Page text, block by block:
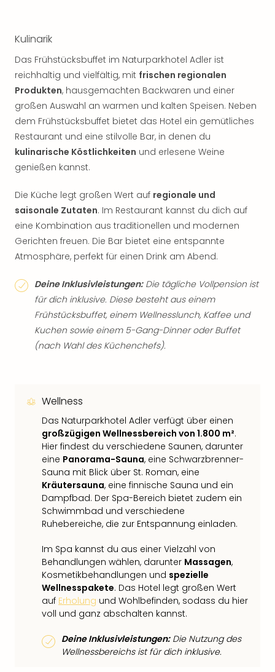
Kulinarik
Das Frühstücksbuffet im Naturparkhotel Adler ist
reichhaltig und vielfältig, mit frischen regionalen
Produkten, hausgemachten Backwaren und einer
großen Auswahl an warmen und kalten Speisen. Neben
dem Frühstücksbuffet bietet das Hotel ein gemütliches
Restaurant und eine stilvolle Bar, in denen du
kulinarische Köstlichkeiten und erlesene Weine
genießen kannst.
Die Küche legt großen Wert auf regionale und
saisonale Zutaten. Im Restaurant kannst du dich auf
eine Kombination aus traditionellen und modernen
Gerichten freuen. Die Bar bietet eine entspannte
Atmosphäre, perfekt für einen Drink am Abend.
Deine Inklusivleistungen:Die tägliche Vollpension ist
für dich inklusive. Diese besteht aus einem
Frühstücksbuffet, einem Wellnesslunch, Kaffee und
Kuchen sowie einem 5-Gang-Dinner oder Buffet
(nach Wahl des Küchenchefs).
Wellness
Das Naturparkhotel Adler verfügt über einen
großzügigen Wellnessbereich von 1.800 m².
Hier findest du verschiedene Saunen, darunter
eine Panorama-Sauna, eine Schwarzbrenner-
Sauna mit Blick über St. Roman, eine
Kräutersauna, eine finnische Sauna und ein
Dampfbad. Der Spa-Bereich bietet zudem ein
Schwimmbad und verschiedene
Ruhebereiche, die zur Entspannung einladen.
Im Spa kannst du aus einer Vielzahl von
Behandlungen wählen, darunter Massagen,
Kosmetikbehandlungen und spezielle
Wellnesspakete. Das Hotel legt großen Wert
auf Erholung und Wohlbefinden, sodass du hier
voll und ganz abschalten kannst.
Deine Inklusivleistungen:Die Nutzung des
Wellnessbereichs ist für dich inklusive.